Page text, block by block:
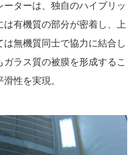
ターは、独自のハイブリッ
は有機質の部分が密着し、上
無機質同士で協力に結合し
ラス質の被膜を形成するこ
性を実現。